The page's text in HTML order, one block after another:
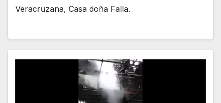
Veracruzana, Casa doña Falla.